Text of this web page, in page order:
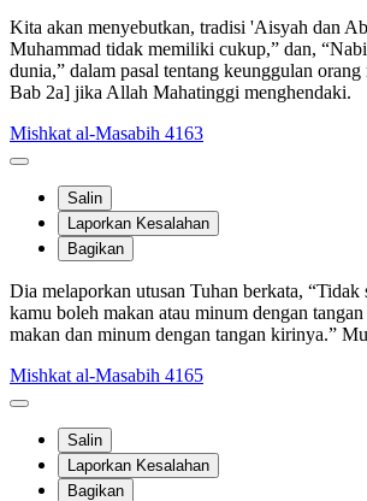
Kita akan menyebutkan, tradisi 'Aisyah dan
Muhammad tidak memiliki cukup,” dan,
dunia,” dalam pasal tentang keunggulan
Bab 2a] jika Allah Mahatinggi menghendaki.
Mishkat al-Masabih 4163
Salin
Laporkan Kesalahan
Bagikan
Dia melaporkan utusan Tuhan berkata, “Tidak
kamu boleh makan atau minum dengan
makan dan minum dengan tangan kirinya.”
Mishkat al-Masabih 4165
Salin
Laporkan Kesalahan
Bagikan